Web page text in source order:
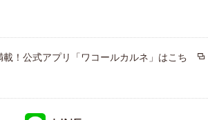
載！公式アプリ「ワコールカルネ」はこち